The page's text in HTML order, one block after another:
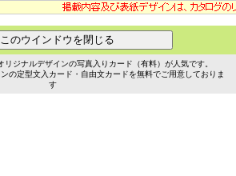
リジナルデザインの写真入りカード（有料）が人気です。
の定型文入カード・自由文カードを無料でご用意しておりま
す